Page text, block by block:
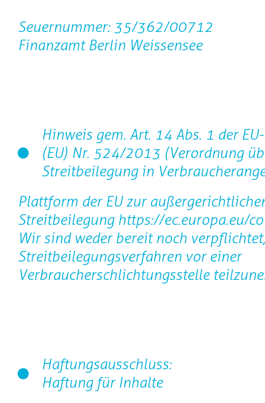
Seuernummer: 35/362/00712
Finanzamt Berlin Weissensee
Hinweis gem. Art. 14 Abs. 1 der
(EU) Nr. 524/2013 (Verordnung
Streitbeilegung in
Plattform der EU zur
Streitbeilegung https://ec.europa.eu/
Wir sind weder bereit noch
Streitbeilegungsverfahren vor einer
Verbraucherschlichtungsstelle
Haftungsausschluss:
Haftung für Inhalte